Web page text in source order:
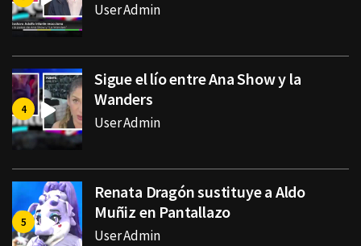
User Admin
Sigue el lío entre Ana Show y la
Wanders
User Admin
Renata Dragón sustituye a Aldo
Muñiz en Pantallazo
User Admin